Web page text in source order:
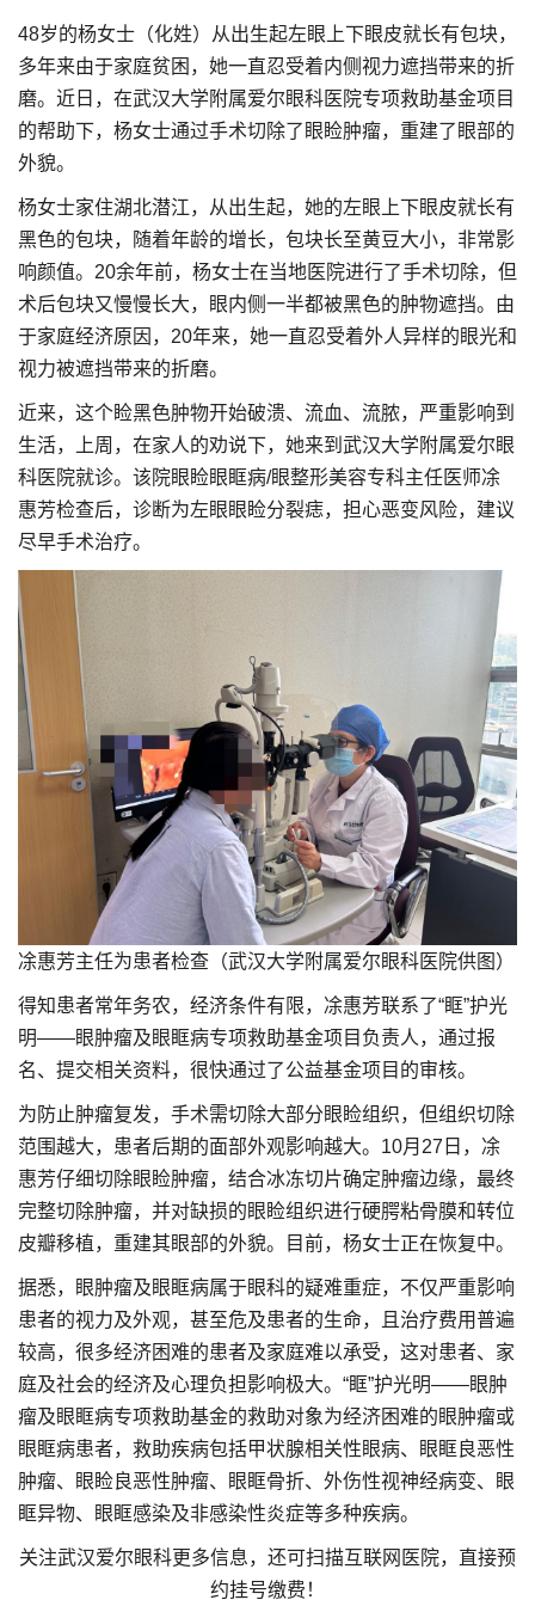
48岁的杨女士（化姓）从出生起左眼上下眼皮就长有包块，
多年来由于家庭贫困，她一直忍受着内侧视力遮挡带来的折
磨。近日，在武汉大学附属爱尔眼科医院专项救助基金项目
的帮助下，杨女士通过手术切除了眼睑肿瘤，重建了眼部的
外貌。
杨女士家住湖北潜江，从出生起，她的左眼上下眼皮就长有
黑色的包块，随着年龄的增长，包块长至黄豆大小，非常影
响颜值。20余年前，杨女士在当地医院进行了手术切除，但
术后包块又慢慢长大，眼内侧一半都被黑色的肿物遮挡。由
于家庭经济原因，20年来，她一直忍受着外人异样的眼光和
视力被遮挡带来的折磨。
近来，这个睑黑色肿物开始破溃、流血、流脓，严重影响到
生活，上周，在家人的劝说下，她来到武汉大学附属爱尔眼
科医院就诊。该院眼睑眼眶病/眼整形美容专科主任医师凃
惠芳检查后，诊断为左眼眼睑分裂痣，担心恶变风险，建议
尽早手术治疗。
凃惠芳主任为患者检查（武汉大学附属爱尔眼科医院供图）
得知患者常年务农，经济条件有限，凃惠芳联系了“眶”护光
明——眼肿瘤及眼眶病专项救助基金项目负责人，通过报
名、提交相关资料，很快通过了公益基金项目的审核。
为防止肿瘤复发，手术需切除大部分眼睑组织，但组织切除
范围越大，患者后期的面部外观影响越大。10月27日，凃
惠芳仔细切除眼睑肿瘤，结合冰冻切片确定肿瘤边缘，最终
完整切除肿瘤，并对缺损的眼睑组织进行硬腭粘骨膜和转位
皮瓣移植，重建其眼部的外貌。目前，杨女士正在恢复中。
据悉，眼肿瘤及眼眶病属于眼科的疑难重症，不仅严重影响
患者的视力及外观，甚至危及患者的生命，且治疗费用普遍
较高，很多经济困难的患者及家庭难以承受，这对患者、家
庭及社会的经济及心理负担影响极大。“眶”护光明——眼肿
瘤及眼眶病专项救助基金的救助对象为经济困难的眼肿瘤或
眼眶病患者，救助疾病包括甲状腺相关性眼病、眼眶良恶性
肿瘤、眼睑良恶性肿瘤、眼眶骨折、外伤性视神经病变、眼
眶异物、眼眶感染及非感染性炎症等多种疾病。
关注武汉爱尔眼科更多信息，还可扫描互联网医院，直接预
约挂号缴费！